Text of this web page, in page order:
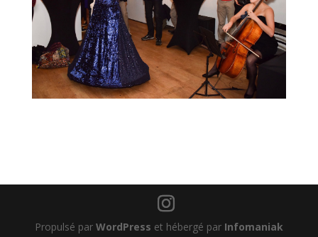
Propulsé par WordPress et hébergé par Infomaniak